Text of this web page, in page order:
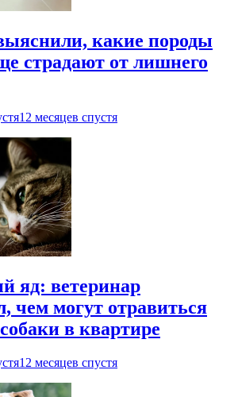
какие породы
страдают от лишнего
12 месяцев спустя
яд: ветеринар
чем могут отравиться
в квартире
12 месяцев спустя